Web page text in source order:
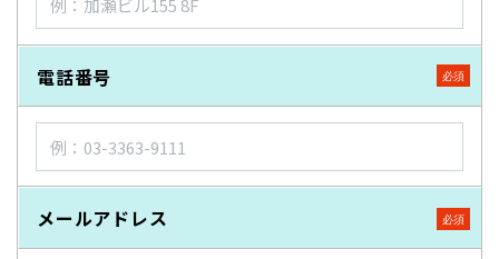
電話番号
メールアドレス